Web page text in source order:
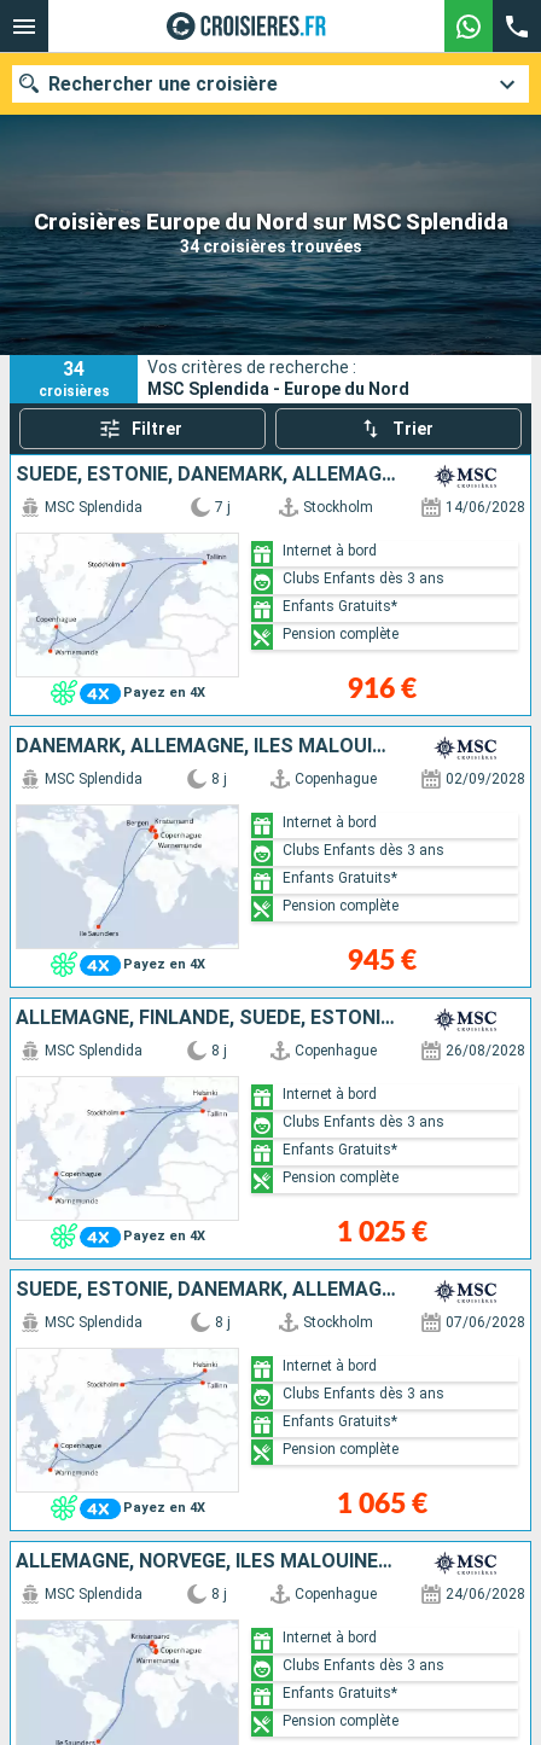
Croisières Europe du Nord sur MSC Splendida
34 croisières trouvées
Rechercher une croisière
Nos destinations
Mois de départ
Ports Compagnies
Rechercher
34
croisières
Vos critères de recherche :
MSC Splendida - Europe du Nord
Filtrer Trier
SUÈDE, ESTONIE, DANEMARK, ALLEMAGNE
Payez en 4X
MSC Splendida 7 j Stockholm 14/06/2028
916 €
Internet à bord
Clubs Enfants dès 3 ans
Enfants Gratuits*
Pension complète
DANEMARK, ALLEMAGNE, ÎLES MALOUINES, NORVÈGE
Payez en 4X
MSC Splendida 8 j Copenhague 02/09/2028
945 €
Internet à bord
Clubs Enfants dès 3 ans
Enfants Gratuits*
Pension complète
ALLEMAGNE, FINLANDE, SUÈDE, ESTONIE, DANEMARK
Payez en 4X
MSC Splendida 8 j Copenhague 26/08/2028
1 025 €
Internet à bord
Clubs Enfants dès 3 ans
Enfants Gratuits*
Pension complète
SUÈDE, ESTONIE, DANEMARK, ALLEMAGNE, FINLANDE
Payez en 4X
MSC Splendida 8 j Stockholm 07/06/2028
1 065 €
Internet à bord
Clubs Enfants dès 3 ans
Enfants Gratuits*
Pension complète
ALLEMAGNE, NORVÈGE, ÎLES MALOUINES, DANEMARK
MSC Splendida 8 j Copenhague 24/06/2028
Internet à bord
Clubs Enfants dès 3 ans
Enfants Gratuits*
Pension complète